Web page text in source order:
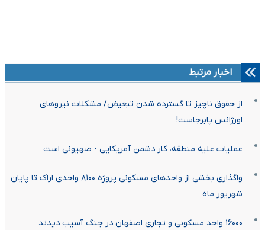
اخبار مرتبط
از حقوق ناچیز تا گسترده شدن تبعیض/ مشکلات نیروهای
اورژانس پابرجاست!
عملیات علیه منطقه، کار دشمن آمریکایی - صهیونی است
واگذاری بخشی از واحدهای مسکونی پروژه ۸۱۰۰ واحدی اراک تا پایان
شهریور ماه
۱۶۰۰۰ واحد مسکونی و تجاری اصفهان در جنگ آسیب دیدند